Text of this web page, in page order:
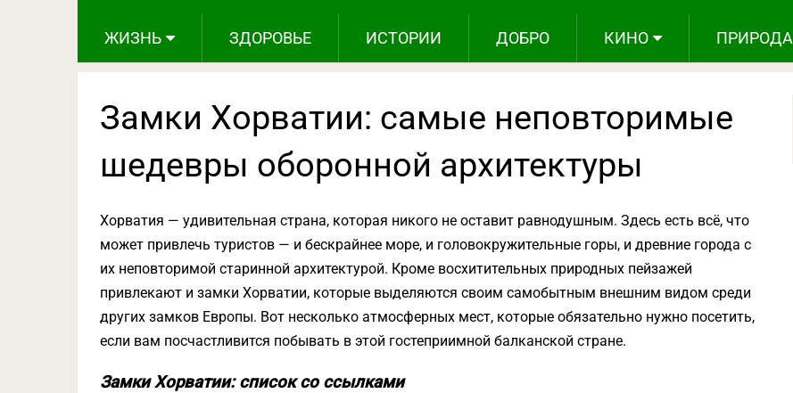
ЖИЗНЬ ЗДОРОВЬЕ ИСТОРИИ ДОБРО КИНО ПРИРОДА
Замки Хорватии: самые неповторимые
шедевры оборонной архитектуры
Хорватия — удивительная страна, которая никого не оставит равнодушным. Здесь есть всё, что
может привлечь туристов — и бескрайнее море, и головокружительные горы, и древние города с
их неповторимой старинной архитектурой. Кроме восхитительных природных пейзажей
привлекают и замки Хорватии, которые выделяются своим самобытным внешним видом среди
других замков Европы. Вот несколько атмосферных мест, которые обязательно нужно посетить,
если вам посчастливится побывать в этой гостеприимной балканской стране.
Замки Хорватии: список со ссылками